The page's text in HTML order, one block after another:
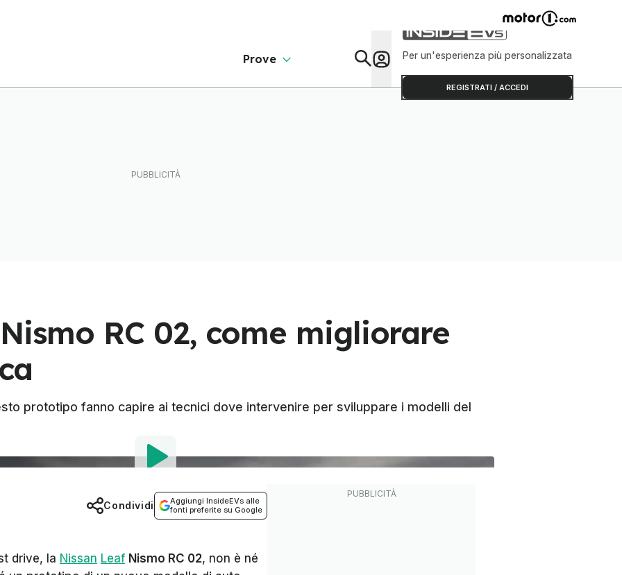
Prove Per un'esperienza più personalizzata
REGISTRATI / ACCEDI
RC 02, come migliorare
prototipo fanno capire ai tecnici dove intervenire per sviluppare i modelli del
Aggiungi InsideEVs alle
fonti preferite su Google
Condividi
drive, la Nissan Leaf Nismo RC 02, non è né